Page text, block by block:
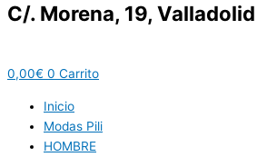
C/. Morena, 19, Valladolid
0,00€ 0 Carrito
Inicio
Modas Pili
HOMBRE